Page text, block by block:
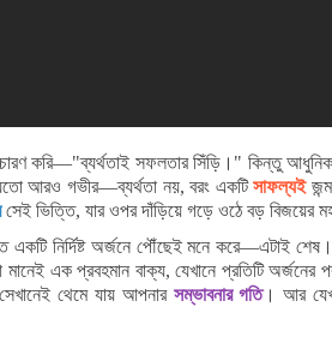
করি—"ব্যর্থতাই সফলতার সিঁড়ি।" কিন্তু আধুনিক
আরও গভীর—ব্যর্থতা নয়, বরং একটিসাফল্যই
সেই ভিত্তি, যার ওপর দাঁড়িয়ে গড়ে ওঠে বড় বিজয়ের
একটি নির্দিষ্ট অর্জনে পৌঁছেই মনে করে—এটাই
এক প্রবহমান বাক্য, যেখানে প্রতিটি অর্জনের
থেমে যায় আপনার সম্ভাবনার গতি। আর